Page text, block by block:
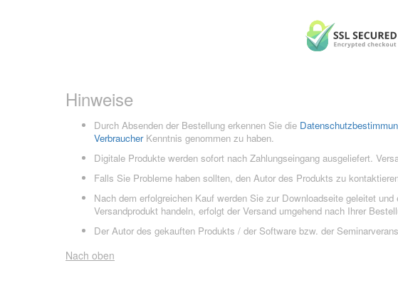
Hinweise
Durch Absenden der Bestellung erkennen Sie die
VerbraucherKenntnis genommen zu haben.
Digitale Produkte werden sofort nach Zahlungseingang ausgeliefert.
Falls Sie Probleme haben sollten, den Autor des Produkts zu
Nach dem erfolgreichen Kauf werden Sie zur Downloadseite geleitet
Versandprodukt handeln, erfolgt der Versand umgehend nach Ihrer
Der Autor des gekauften Produkts / der Software bzw. der
Nach oben